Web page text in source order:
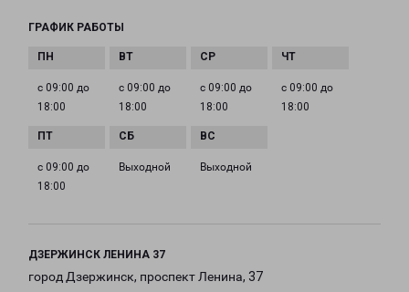
ГРАФИК РАБОТЫ
с 09:00 до
18:00
с 09:00 до
18:00
с 09:00 до
18:00
с 09:00 до
18:00
с 09:00 до
18:00
Выходной Выходной
ДЗЕРЖИНСК ЛЕНИНА 37
город Дзержинск, проспект Ленина, 37